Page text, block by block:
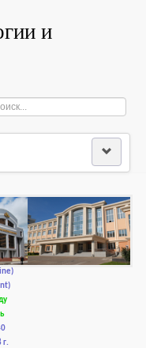
и
И ЭТИКА
г.